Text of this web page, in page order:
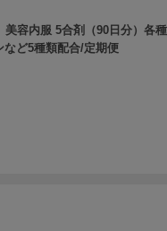
美容内服 5合剤（90日分）各
など5種類配合/定期便